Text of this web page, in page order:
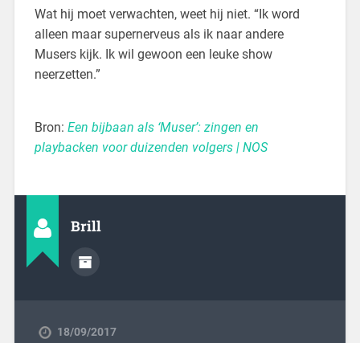
Wat hij moet verwachten, weet hij niet. “Ik word
alleen maar supernerveus als ik naar andere
Musers kijk. Ik wil gewoon een leuke show
neerzetten.”
Bron: Een bijbaan als ‘Muser’: zingen en
playbacken voor duizenden volgers | NOS
Brill
18/09/2017